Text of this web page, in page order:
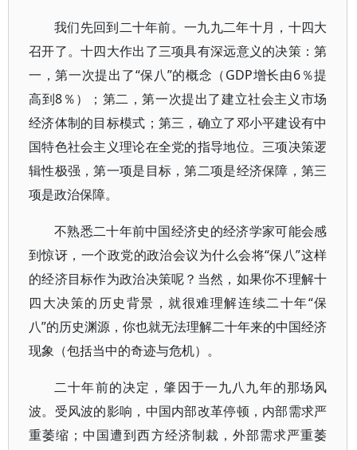
我们先回到二十年前。一九九二年十月，十四大
召开了。十四大作出了三项具有深远意义的决策：第
一，第一次提出了“保八”的概念（GDP增长由6％提
高到8％）；第二，第一次提出了建立社会主义市场
经济体制的目标模式；第三，确立了邓小平建设有中
国特色社会主义理论在全党的指导地位。三项决策逻
辑性极强，第一项是目标，第二项是经济保障，第三
项是政治保障。
不熟悉二十年前中国经济史的经济学家可能会感
到惊讶，一个政党的政治会议为什么会将“保八”这样
的经济目标作为政治决策呢？当然，如果你不理解十
四大决策的历史背景，就很难理解连续二十年“保
八”的历史渊源，你也就无法理解二十年来的中国经济
现象（包括当中的奇迹与危机）。
二十年前的决定，肇因于一九八九年的那场风
波。受风波的影响，中国内部改革停顿，内部需求严
重萎缩；中国遭到西方经济制裁，外部需求严重萎